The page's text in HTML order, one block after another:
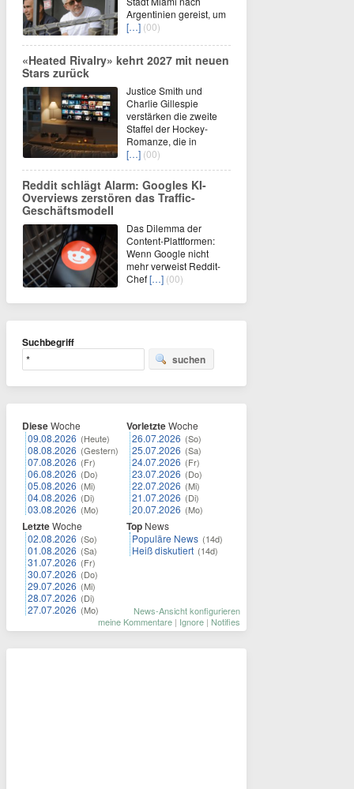
Argentinien gereist, um
[…] (00)
«Heated Rivalry» kehrt 2027 mit neuen
Stars zurück
Justice Smith und
Charlie Gillespie
verstärken die zweite
Staffel der Hockey-
Romanze, die in
[…] (00)
Reddit schlägt Alarm: Googles KI-
Overviews zerstören das Traffic-
Geschäftsmodell
Das Dilemma der
Content-Plattformen:
Wenn Google nicht
mehr verweist Reddit-
Chef[…] (00)
Suchbegriff
suchen
DieseWoche
09.08.2026 (Heute)
08.08.2026 (Gestern)
07.08.2026 (Fr)
06.08.2026 (Do)
05.08.2026 (Mi)
04.08.2026 (Di)
03.08.2026 (Mo)
LetzteWoche
02.08.2026 (So)
01.08.2026 (Sa)
31.07.2026 (Fr)
30.07.2026 (Do)
29.07.2026 (Mi)
28.07.2026 (Di)
27.07.2026 (Mo)
VorletzteWoche
26.07.2026 (So)
25.07.2026 (Sa)
24.07.2026 (Fr)
23.07.2026 (Do)
22.07.2026 (Mi)
21.07.2026 (Di)
20.07.2026 (Mo)
Top News
Populäre News (14d)
Heiß diskutiert (14d)
News-Ansicht konfigurieren
meine Kommentare | Ignore | Notifies